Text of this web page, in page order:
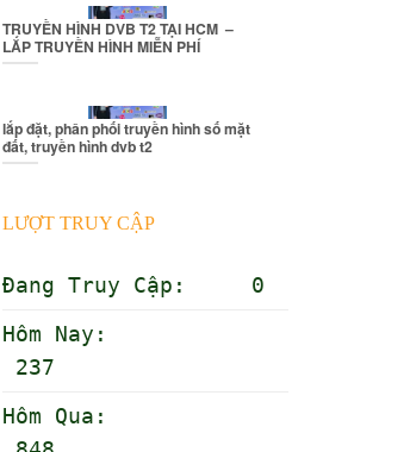
TRUYỀN HÌNH DVB T2 TẠI HCM –
LẮP TRUYỀN HÌNH MIỄN PHÍ
lắp đặt, phân phối truyền hình số mặt
đất, truyền hình dvb t2
LƯỢT TRUY CẬP
Đang Truy Cập: 0
Hôm Nay:
237
Hôm Qua: